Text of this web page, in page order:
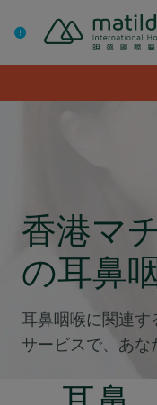
香港マ
の耳鼻
耳鼻咽喉に関連
サービスで、あな